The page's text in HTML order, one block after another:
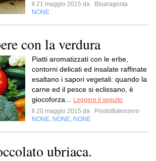
Il 21 maggio 2015 da
Bluaragosta
NONE
con la verdura
Piatti aromatizzati con le erbe,
contorni delicati ed insalate raffinate
esaltano i sapori vegetali: quando la
carne ed il pesce si eclissano, è
giocoforza...
Leggere il seguito
Il 20 maggio 2015 da
Prodottiakmzero
NONE NONE NONE
ubriaca.